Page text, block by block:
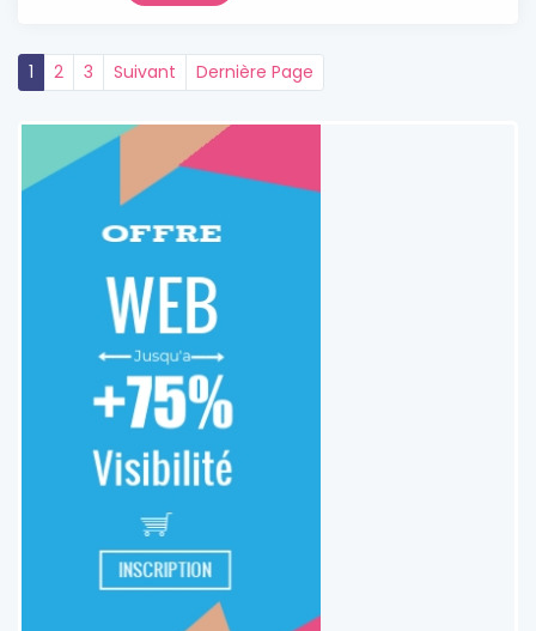
1 2 3 Suivant Dernière Page